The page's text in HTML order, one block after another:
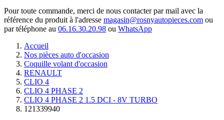
Pour toute commande, merci de nous contacter par mail avec la
référence du produit à l'adresse magasin@rosnyautopieces.com ou
par téléphone au 06.16.30.20.98 ou WhatsApp
Accueil
Nos pièces auto d'occasion
Coquille volant d'occasion
RENAULT
CLIO 4
CLIO 4 PHASE 2
CLIO 4 PHASE 2 1.5 DCI - 8V TURBO
121339940